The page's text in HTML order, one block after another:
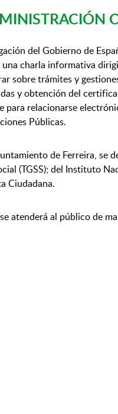
del Gobierno de
charla informativa
sobre trámites y
y obtención del
para relacionarse
Públicas.
de Ferreira, se
(TGSS); del Instituto
Ciudadana.
atenderá al público de